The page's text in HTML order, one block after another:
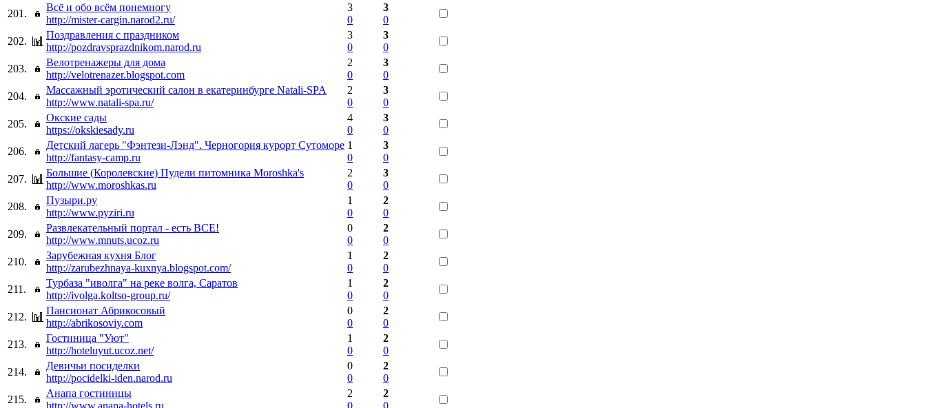
201.
Всё и обо всём понемногу
http://mister-cargin.narod2.ru/
3
0
3
0
202.
Поздравления с праздником
http://pozdravsprazdnikom.narod.ru
3
0
3
0
203.
Велотренажеры для дома
http://velotrenazer.blogspot.com
2
0
3
0
204.
Массажный эротический салон в екатеринбурге Natali-SPA
http://www.natali-spa.ru/
2
0
3
0
205.
Окские сады
https://okskiesady.ru
4
0
3
0
206.
Детский лагерь "Фэнтези-Лэнд". Черногория курорт Сутоморе
http://fantasy-camp.ru
1
0
3
0
207.
Большие (Королевские) Пудели питомника Moroshka's
http://www.moroshkas.ru
2
0
3
0
208.
Пузыри.ру
http://www.pyziri.ru
1
0
2
0
209.
Развлекательный портал - есть ВСЕ!
http://www.mnuts.ucoz.ru
0
0
2
0
210.
Зарубежная кухня Блог
http://zarubezhnaya-kuxnya.blogspot.com/
1
0
2
0
211.
Турбаза "иволга" на реке волга, Саратов
http://ivolga.koltso-group.ru/
1
0
2
0
212.
Пансионат Абрикосовый
http://abrikosoviy.com
0
0
2
0
213.
Гостиница "Уют"
http://hoteluyut.ucoz.net/
1
0
2
0
214.
Девичьи посиделки
http://pocidelki-iden.narod.ru
0
0
2
0
215.
Анапа гостиницы
http://www.anapa-hotels.ru
2
0
2
0